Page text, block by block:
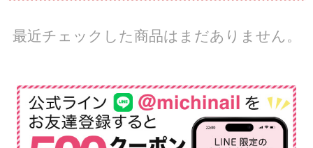
最近チェックした商品はまだありません。